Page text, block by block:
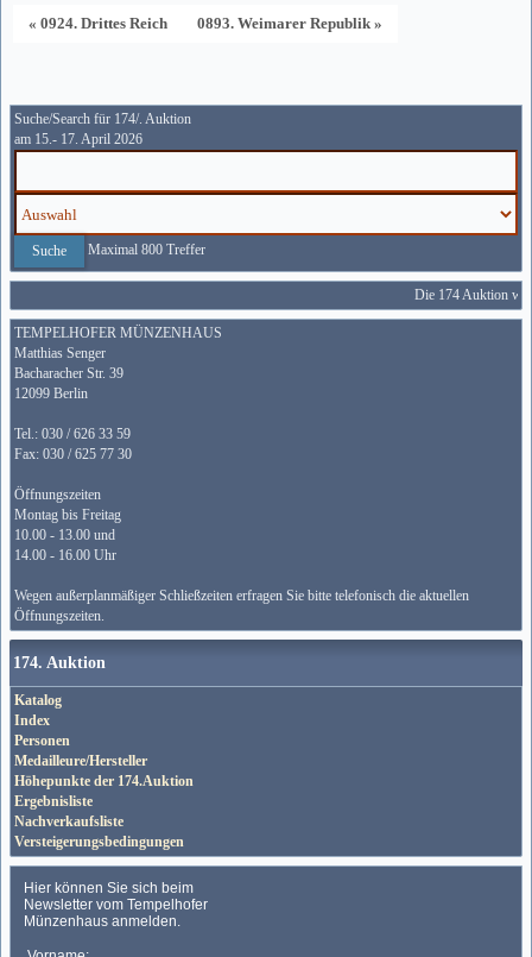
« 0924. Drittes Reich 0893. Weimarer Republik »
Suche/Search für 174/. Auktion
am 15.- 17. April 2026
Maximal 800 Treffer
Die 174 Auktion
TEMPELHOFER MÜNZENHAUS
Matthias Senger
Bacharacher Str. 39
12099 Berlin
Tel.: 030 / 626 33 59
Fax: 030 / 625 77 30
Öffnungszeiten
Montag bis Freitag
10.00 - 13.00 und
14.00 - 16.00 Uhr
Wegen außerplanmäßiger Schließzeiten erfragen Sie bitte telefonisch die aktuellen
Öffnungszeiten.
174. Auktion
Katalog
Index
Personen
Medailleure/Hersteller
Höhepunkte der 174.Auktion
Ergebnisliste
Nachverkaufsliste
Versteigerungsbedingungen